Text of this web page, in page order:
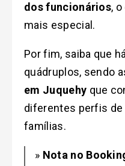
dos funcionários,
mais especial.
Por fim, saiba que
quádruplos, sendo
em Juquehy que
diferentes perfis
famílias.
» Nota no